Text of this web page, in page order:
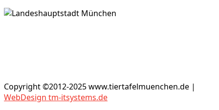
Copyright ©2012-2025 www.tiertafelmuenchen.de |
WebDesign tm-itsystems.de